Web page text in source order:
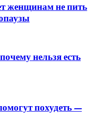
женщинам не пить
нельзя есть
похудеть —